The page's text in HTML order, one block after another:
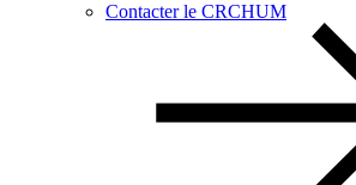
Contacter le CRCHUM